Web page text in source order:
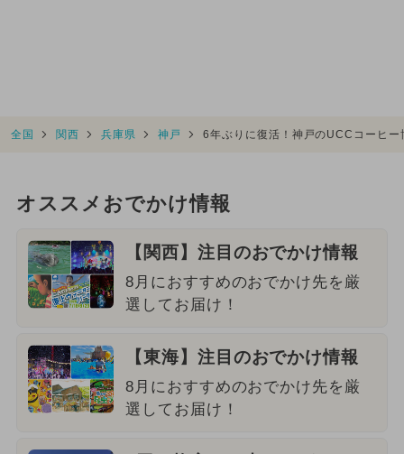
全国 関西 兵庫県 神戸 6年ぶりに復活！神戸のUCCコーヒ
オススメおでかけ情報
【関西】注目のおでかけ情報
8月におすすめのおでかけ先を厳
選してお届け！
【東海】注目のおでかけ情報
8月におすすめのおでかけ先を厳
選してお届け！